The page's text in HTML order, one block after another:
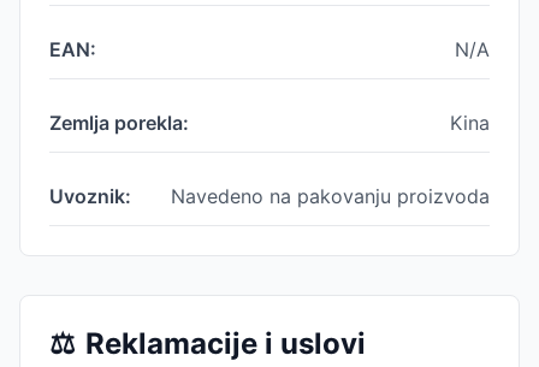
EAN: N/A
Zemlja porekla: Kina
Uvoznik: Navedeno na pakovanju proizvoda
⚖️ Reklamacije i uslovi